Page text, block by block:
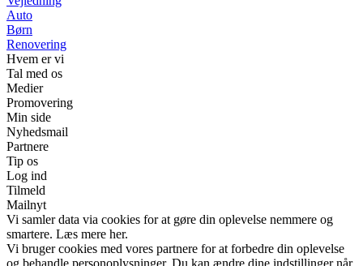
Auto
Børn
Renovering
Hvem er vi
Tal med os
Medier
Promovering
Min side
Nyhedsmail
Partnere
Tip os
Log ind
Tilmeld
Mailnyt
Vi samler data via cookies for at gøre din oplevelse nemmere og
smartere. Læs mere her.
Vi bruger cookies med vores partnere for at forbedre din oplevelse
og behandle personoplysninger. Du kan ændre dine indstillinger når